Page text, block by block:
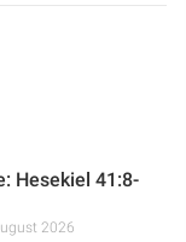
Hesekiel 41:8-
2026